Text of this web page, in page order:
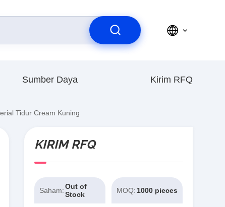
Sumber Daya Kirim RFQ
Tidur Cream Kuning
KIRIM RFQ
Saham:Out of
Stock
MOQ: 1000 pieces